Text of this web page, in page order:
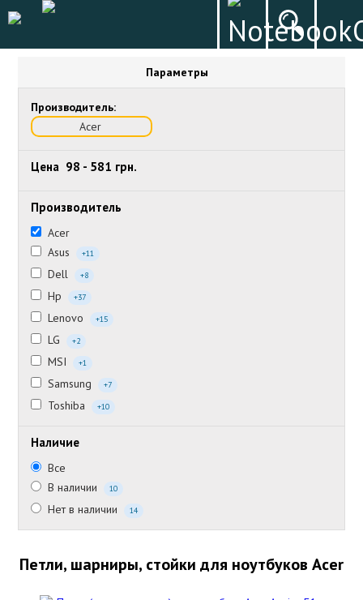
Параметры
Производитель:
Acer
Цена 98 - 581 грн.
Производитель
Acer
Asus
+11
Dell +8
Hp +37
Lenovo +15
LG +2
MSI +1
Samsung +7
Toshiba +10
Наличие
Все
В наличии
10
Нет в наличии 14
Петли, шарниры, стойки для ноутбуков Acer